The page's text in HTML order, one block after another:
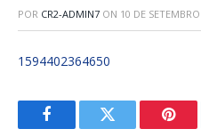
POR CR2-ADMIN7 ON 10 DE
1594402364650
FacebookTwitter